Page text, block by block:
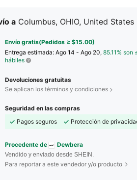
a Columbus, OHIO, United States
Envío gratis(Pedidos ≥ $15.00)
Entrega estimada: Ago 14 - Ago 20, 85.11% son
hábiles
Devoluciones gratuitas
Se aplican los términos y condiciones
Seguridad en las compras
Pagos seguros
Protección de
Procedente de Dewbera
Vendido y enviado desde SHEIN.
Para reportar a este vendedor y/o producto